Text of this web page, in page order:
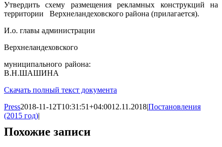
Утвердить схему размещения рекламных конструкций на
территории Верхнеландеховского района (прилагается).
И.о. главы администрации
Верхнеландеховского
муниципального района:
В.Н.ШАШИНА
Скачать полный текст документа
Press2018-11-12T10:31:51+04:0012.11.2018|Постановления
(2015 год)|
Похожие записи